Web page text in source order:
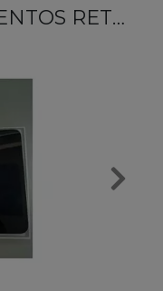
APROX. 47 EQUIPAMENTOS RETORNADOS DAS LOJAS DE DIVERSAS MARCAS E MODELOS.